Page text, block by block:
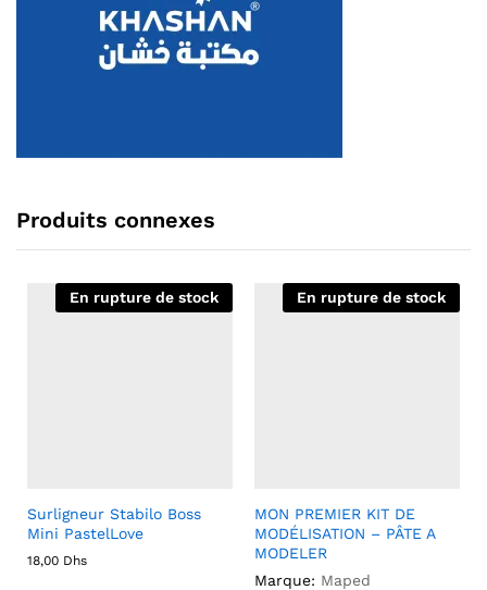
Produits connexes
En rupture de stock
Surligneur Stabilo Boss
Mini PastelLove
18,00 Dhs
En rupture de stock
MON PREMIER KIT DE
MODÉLISATION – PÂTE A
MODELER
Marque: Maped